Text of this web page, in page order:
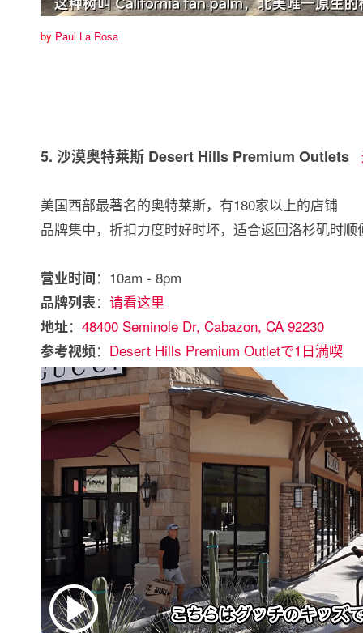
by Paul La Rosa
5. 沙漠奥特莱斯 Desert Hills Premium Outlets
美国西部最著名的奥特莱斯，有180家以上的店铺
品牌集中，折扣力度时好时坏，适合返回洛杉矶时顺
营业时间：10am - 8pm
品牌列表： 请看这里
地址： 48400 Seminole Dr, Cabazon, CA 92230
参考视频： Desert Hills Premium Outletで1日満喫